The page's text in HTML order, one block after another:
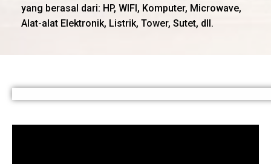
yang berasal dari: HP, WIFI, Komputer, Microwave,
Alat-alat Elektronik, Listrik, Tower, Sutet, dll.